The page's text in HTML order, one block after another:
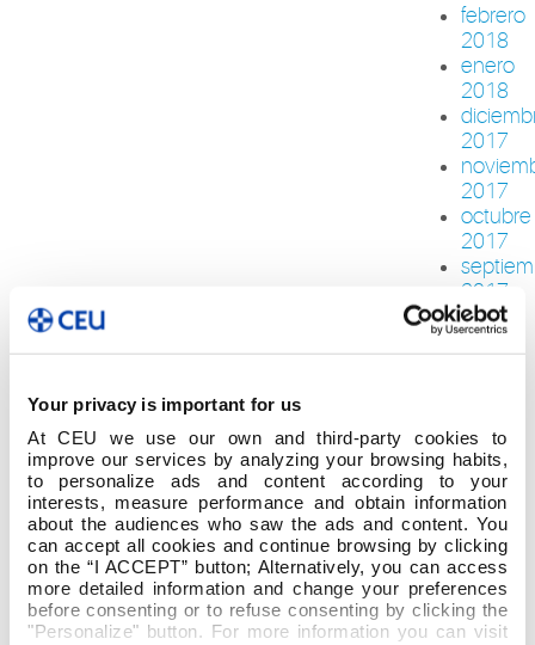
Your privacy is important for us
At CEU we use our own and third-party cookies to
improve our services by analyzing your browsing habits,
to personalize ads and content according to your
interests, measure performance and obtain information
about the audiences who saw the ads and content. You
can accept all cookies and continue browsing by clicking
on the “I ACCEPT” button; Alternatively, you can access
more detailed information and change your preferences
before consenting or to refuse consenting by clicking the
"Personalize" button. For more information you can visit
febrero
2018
enero
2018
2017
2017
octubre
2017
2017
agosto
2017
2017
abril
2017
marzo
2017
febrero
2017
enero